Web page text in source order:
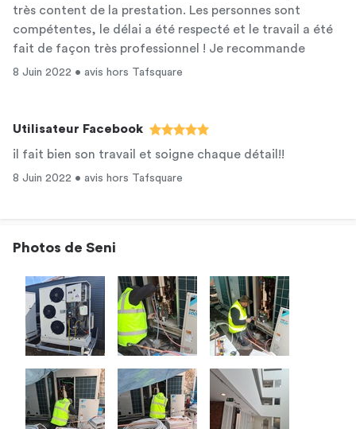
très content de la prestation. Les personnes sont
compétentes, le délai a été respecté et le travail a été
fait de façon très professionnel ! Je recommande
8 Juin 2022 • avis hors Tafsquare
Utilisateur Facebook
il fait bien son travail et soigne chaque détail!!
8 Juin 2022 • avis hors Tafsquare
Photos de Seni